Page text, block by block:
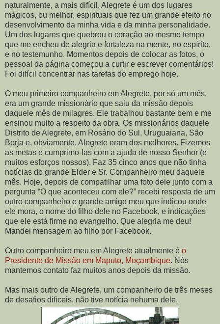
naturalmente, a mais difícil. Alegrete é um dos lugares
mágicos, ou melhor, espirituais que fez um grande efeito no
desenvolvimento da minha vida e da minha personalidade.
Um dos lugares que quebrou o coração ao mesmo tempo
que me encheu de alegria e fortaleza na mente, no espírito,
e no testemunho. Momentos depois de colocar as fotos, o
pessoal da página começou a curtir e escrever comentários!
Foi difícil concentrar nas tarefas do emprego hoje.
O meu primeiro companheiro em Alegrete, por só um mês,
era um grande missionário que saiu da missão depois
daquele mês de milagres. Ele trabalhou bastante bem e me
ensinou muito a respeito da obra. Os missionários daquele
Distrito de Alegrete, em Rosário do Sul, Uruguaiana, São
Borja e, obviamente, Alegrete eram dos melhores. Fizemos
as metas e cumprimo-las com a ajuda de nosso Senhor (e
muitos esforços nossos). Faz 35 cinco anos que não tinha
notícias do grande Elder e Sr. Companheiro meu daquele
mês. Hoje, depois de compatilhar uma foto dele junto com a
pergunta “O que aconteceu com ele?” recebi resposta de um
outro companheiro e grande amigo meu que indicou onde
ele mora, o nome do filho dele no Facebook, e indicações
que ele está firme no evangelho. Que alegria me deu!
Mandei mensagem ao filho por Facebook.
Outro companheiro meu em Alegrete atualmente é o
Presidente de Missão em Maputo, Moçambique. Nós
mantemos contato faz muitos anos depois da missão.
Mas mais outro de Alegrete, um companheiro de três meses
de desafios dificeis, não tive notícia nehuma dele.